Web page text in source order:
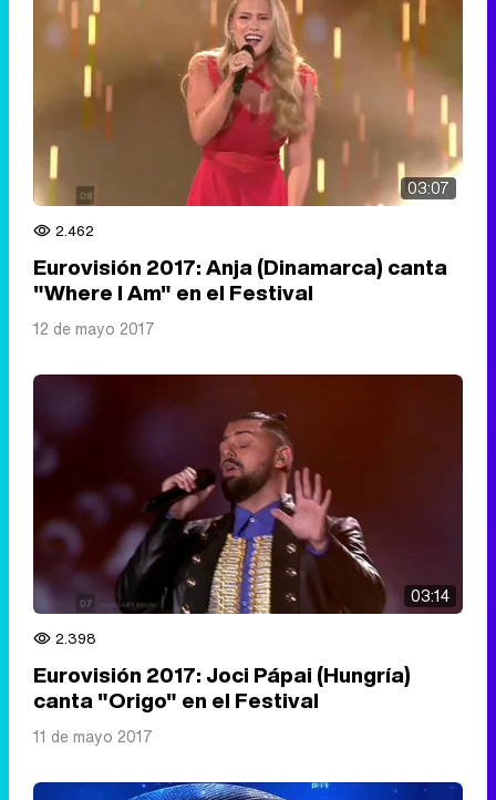
03:07
2.462
Eurovisión 2017: Anja (Dinamarca) canta
"Where I Am" en el Festival
12 de mayo 2017
03:14
2.398
Eurovisión 2017: Joci Pápai (Hungría)
canta "Origo" en el Festival
11 de mayo 2017